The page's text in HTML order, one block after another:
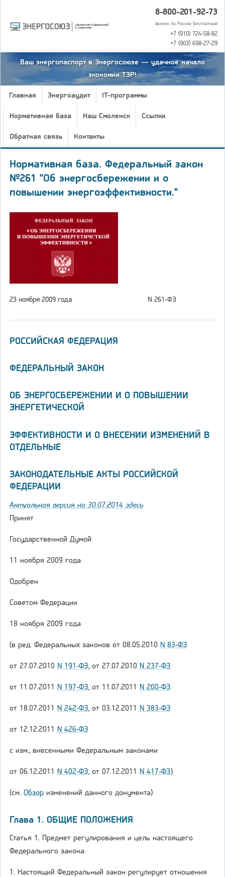
8-800-201-92-73
звонок по России бесплатный
+7 (910) 724-58-82
+7 (903) 698-27-29
Ваш энергопаспорт в Энергосоюзе — удачное начало
экономии ТЭР!
Главная Энергоаудит IT-программы
Нормативная база Наш Смоленск Ссылки
Обратная связь Контакты
Нормативная база. Федеральный закон
№261 "Об энергосбережении и о
повышении энергоэффективности."
23 ноября 2009 года N 261-ФЗ
РОССИЙСКАЯ ФЕДЕРАЦИЯ
ФЕДЕРАЛЬНЫЙ ЗАКОН
ОБ ЭНЕРГОСБЕРЕЖЕНИИ И О ПОВЫШЕНИИ
ЭНЕРГЕТИЧЕСКОЙ
ЭФФЕКТИВНОСТИ И О ВНЕСЕНИИ ИЗМЕНЕНИЙ В
ОТДЕЛЬНЫЕ
ЗАКОНОДАТЕЛЬНЫЕ АКТЫ РОССИЙСКОЙ
ФЕДЕРАЦИИ
Актуальная версия на 30.07.2014 здесь
Принят
Государственной Думой
11 ноября 2009 года
Одобрен
Советом Федерации
18 ноября 2009 года
(в ред. Федеральных законов от 08.05.2010 N 83-ФЗ
от 27.07.2010 N 191-ФЗ, от 27.07.2010 N 237-ФЗ
от 11.07.2011 N 197-ФЗ, от 11.07.2011 N 200-ФЗ
от 18.07.2011 N 242-ФЗ, от 03.12.2011 N 383-ФЗ
от 12.12.2011 N 426-ФЗ
с изм., внесенными Федеральным законами
от 06.12.2011 N 402-ФЗ, от 07.12.2011 N 417-ФЗ)
(см. Обзор изменений данного документа)
Глава 1. ОБЩИЕ ПОЛОЖЕНИЯ
Статья 1. Предмет регулирования и цель настоящего
Федерального закона
1. Настоящий Федеральный закон регулирует отношения